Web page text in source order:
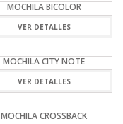
MOCHILA BICOLOR
VER DETALLES
MOCHILA CITY NOTE
VER DETALLES
MOCHILA CROSSBACK